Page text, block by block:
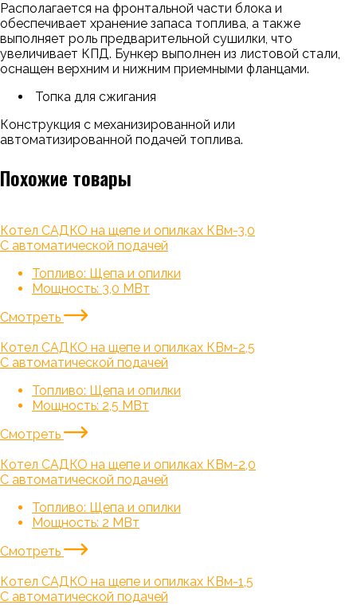
Располагается на фронтальной части блока и
обеспечивает хранение запаса топлива, а также
выполняет роль предварительной сушилки, что
увеличивает КПД. Бункер выполнен из листовой стали,
оснащен верхним и нижним приемными фланцами.
Топка для сжигания
Конструкция с механизированной или
автоматизированной подачей топлива.
Похожие товары
Котел САДКО на щепе и опилках КВм-3,0
С автоматической подачей
Топливо: Щепа и опилки
Мощность: 3,0 МВт
Смотреть
Котел САДКО на щепе и опилках КВм-2,5
С автоматической подачей
Топливо: Щепа и опилки
Мощность: 2,5 МВт
Смотреть
Котел САДКО на щепе и опилках КВм-2,0
С автоматической подачей
Топливо: Щепа и опилки
Мощность: 2 МВт
Смотреть
Котел САДКО на щепе и опилках КВм-1,5
С автоматической подачей